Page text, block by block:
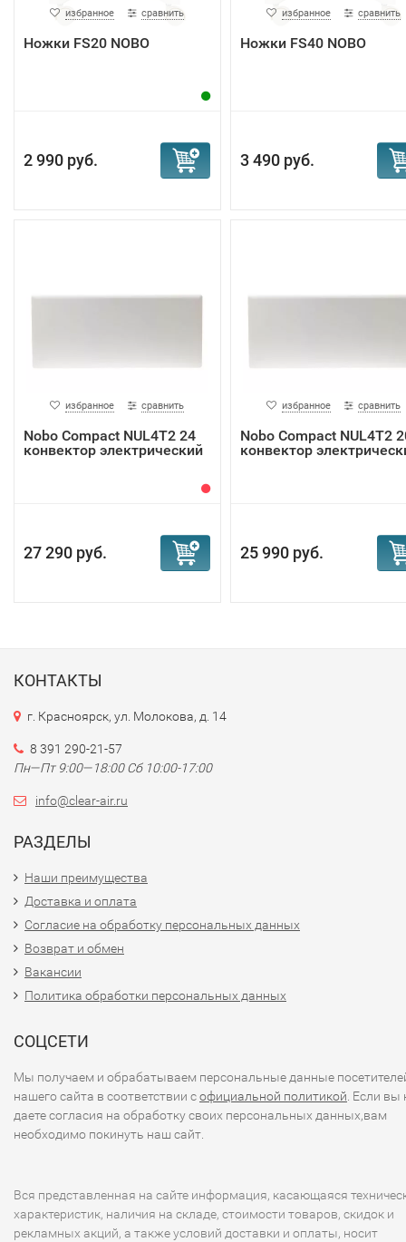
избранное сравнить
Ножки FS20 NOBO
2 990 руб.
избранное сравнить
Ножки FS40 NOBO
3 490 руб.
избранное сравнить
Nobo Compact NUL4T2 24
конвектор электрический
27 290 руб.
избранное сравнить
Nobo Compact NUL4T2
конвектор
25 990 руб.
КОНТАКТЫ
г. Красноярск, ул. Молокова, д. 14
8 391 290-21-57
Пн—Пт 9:00—18:00 Сб 10:00-17:00
info@clear-air.ru
РАЗДЕЛЫ
Наши преимущества
Доставка и оплата
Согласие на обработку персональных данных
Возврат и обмен
Вакансии
Политика обработки персональных данных
СОЦСЕТИ
Мы получаем и обрабатываем персональные данные
нашего сайта в соответствии софициальной политикой . Если вы
даете согласия на обработку своих персональных данных,вам
необходимо покинуть наш сайт.
Вся представленная на сайте информация, касающаяся
характеристик, наличия на складе, стоимости товаров, скидок и
рекламных акций, а также условий доставки и оплаты, носит